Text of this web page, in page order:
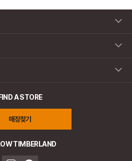
FIND A STORE
매장찾기
TIMBERLAND